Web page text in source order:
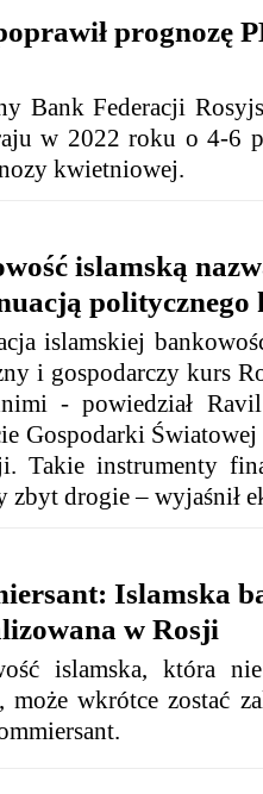
prognozę
Bank Federacji
w 2022 roku o 4-6
kwietniowej.
islamską
politycznego
islamskiej
i gospodarczy kurs
- powiedział
Gospodarki
Takie instrumenty
zbyt drogie – wyjaśnił
Islamska
w Rosji
islamska, która
może wkrótce zostać